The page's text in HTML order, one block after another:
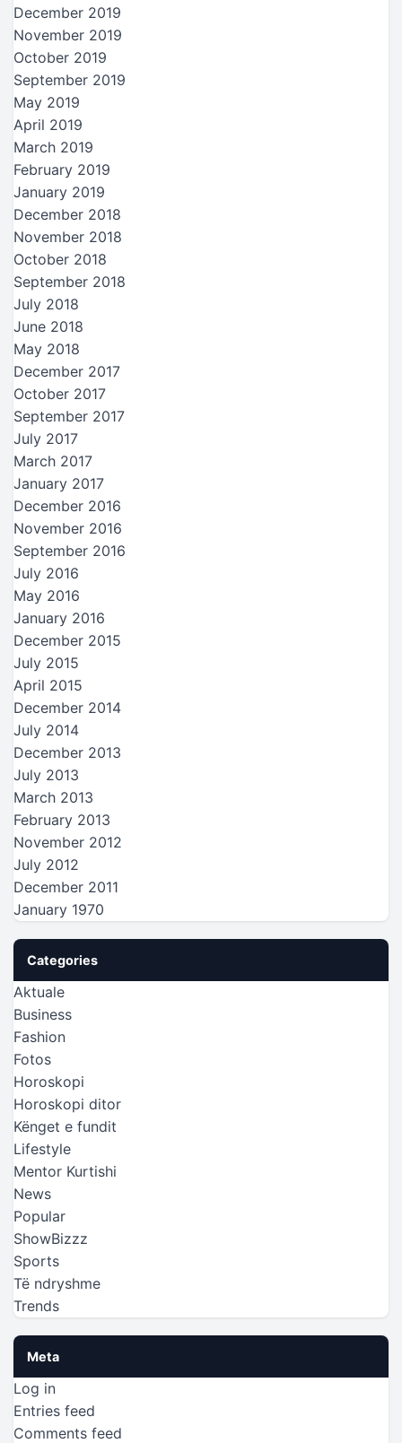
December 2019
November 2019
October 2019
September 2019
May 2019
April 2019
March 2019
February 2019
January 2019
December 2018
November 2018
October 2018
September 2018
July 2018
June 2018
May 2018
December 2017
October 2017
September 2017
July 2017
March 2017
January 2017
December 2016
November 2016
September 2016
July 2016
May 2016
January 2016
December 2015
July 2015
April 2015
December 2014
July 2014
December 2013
July 2013
March 2013
February 2013
November 2012
July 2012
December 2011
January 1970
Categories
Aktuale
Business
Fashion
Fotos
Horoskopi
Horoskopi ditor
Kënget e fundit
Lifestyle
Mentor Kurtishi
News
Popular
ShowBizzz
Sports
Të ndryshme
Trends
Meta
Log in
Entries feed
Comments feed